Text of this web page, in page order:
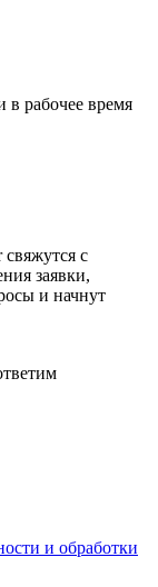
рабочее время
с
заявки,
и начнут
и обработки